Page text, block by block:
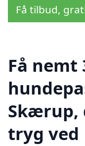
Få tilbud,
Få
Skærup,
tryg ved